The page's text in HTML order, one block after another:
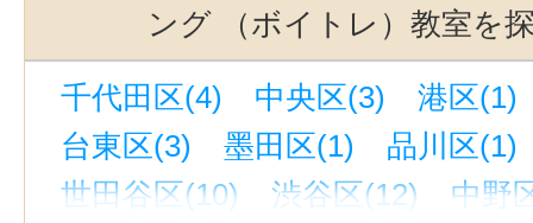
ング （ボイトレ）教室を
千代田区(4) 中央区(3)
港区(1)
台東区(3)
墨田区(1)
品川区(1)
世田谷区(10)
渋谷区(12)
中野